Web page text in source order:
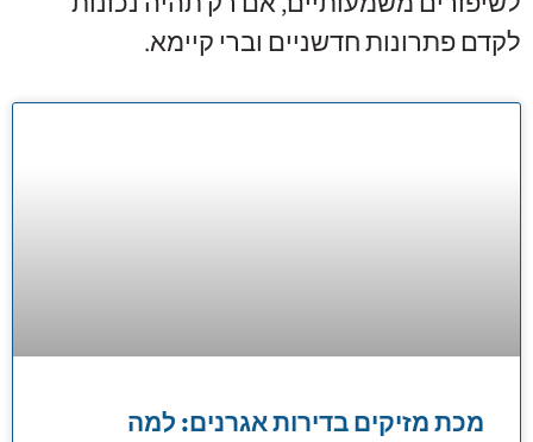
לקדם פתרונות חדשניים וברי קיימא.
מכת מזיקים בדירות אגרנים: למה